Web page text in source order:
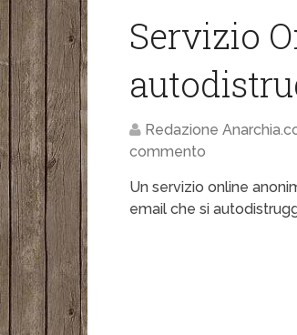
Servizio
Redazione
commento
Un servizio online
email che si